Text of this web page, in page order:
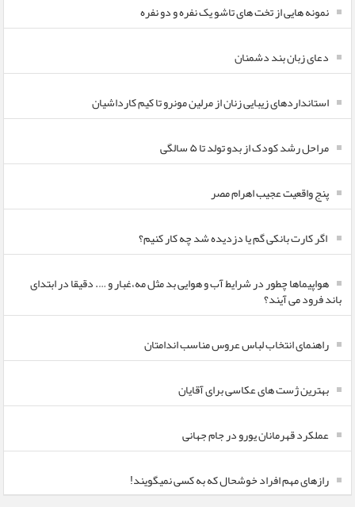
نمونه هایی از تخت های تاشو یک نفره و دو نفره
دعای زبان بند دشمنان
استانداردهای زیبایی زنان از مرلین مونرو تا کیم کارداشیان
مراحل رشد کودک از بدو تولد تا ۵ سالگی
پنج واقعیت عجیب اهرام مصر
اگر کارت بانکی گم یا دزدیده شد چه کار کنیم؟
هواپیماها چطور در شرایط آب و هوایی بد مثل مه،غبار و …. دقیقا در ابتدای
باند فرود می آیند؟
راهنمای انتخاب لباس عروس مناسب اندامتان
بهترین ژست های عکاسی برای آقایان
عملکرد قهرمانان یورو در جام جهانی
رازهای مهم افراد خوشحال که به کسی نمیگویند!